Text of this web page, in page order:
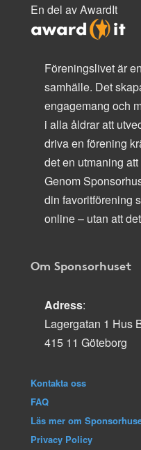
En del av AwardIt
Föreningslivet är
samhälle. Det
engagemang och
i alla åldrar att
driva en förening
det en utmaning
Genom
din favoritförening
online – utan att
Om Sponsorhuset
Adress:
Lagergatan 1 Hus
415 11 Göteborg
Kontakta oss
FAQ
Läs mer om
Privacy Policy